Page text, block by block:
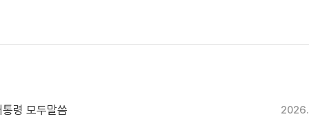
령 모두말씀